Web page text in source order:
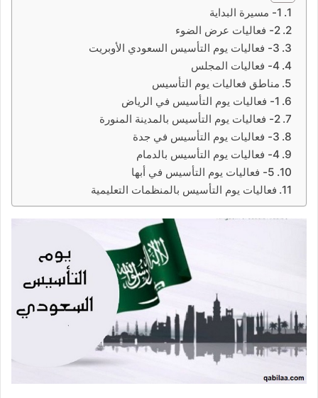
1- مسيرة البداية
2- فعاليات عرض الضوء
3- فعاليات يوم التأسيس السعودي الأوبريت
4- فعاليات المجلس
مناطق فعاليات يوم التأسيس
1- فعاليات يوم التأسيس في الرياض
2- فعاليات يوم التأسيس بالمدينة المنورة
3- فعاليات يوم التأسيس في جدة
4- فعاليات يوم التأسيس بالدمام
5- فعاليات يوم التأسيس في أبها
فعاليات يوم التأسيس بالمنظمات التعليمية